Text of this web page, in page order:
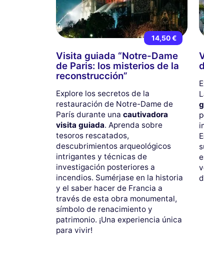
14,50 €
Visita guiada “Notre-Dame
de Paris: los misterios de la
reconstrucción”
Explore los secretos de la
restauración de Notre-Dame de
París durante una cautivadora
visita guiada. Aprenda sobre
tesoros rescatados,
descubrimientos arqueológicos
intrigantes y técnicas de
investigación posteriores a
incendios. Sumérjase en la historia
y el saber hacer de Francia a
través de esta obra monumental,
símbolo de renacimiento y
patrimonio. ¡Una experiencia única
para vivir!